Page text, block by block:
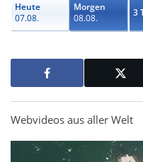
Heute
07.08.
Morgen
08.08.
3
Webvideos aus aller Welt